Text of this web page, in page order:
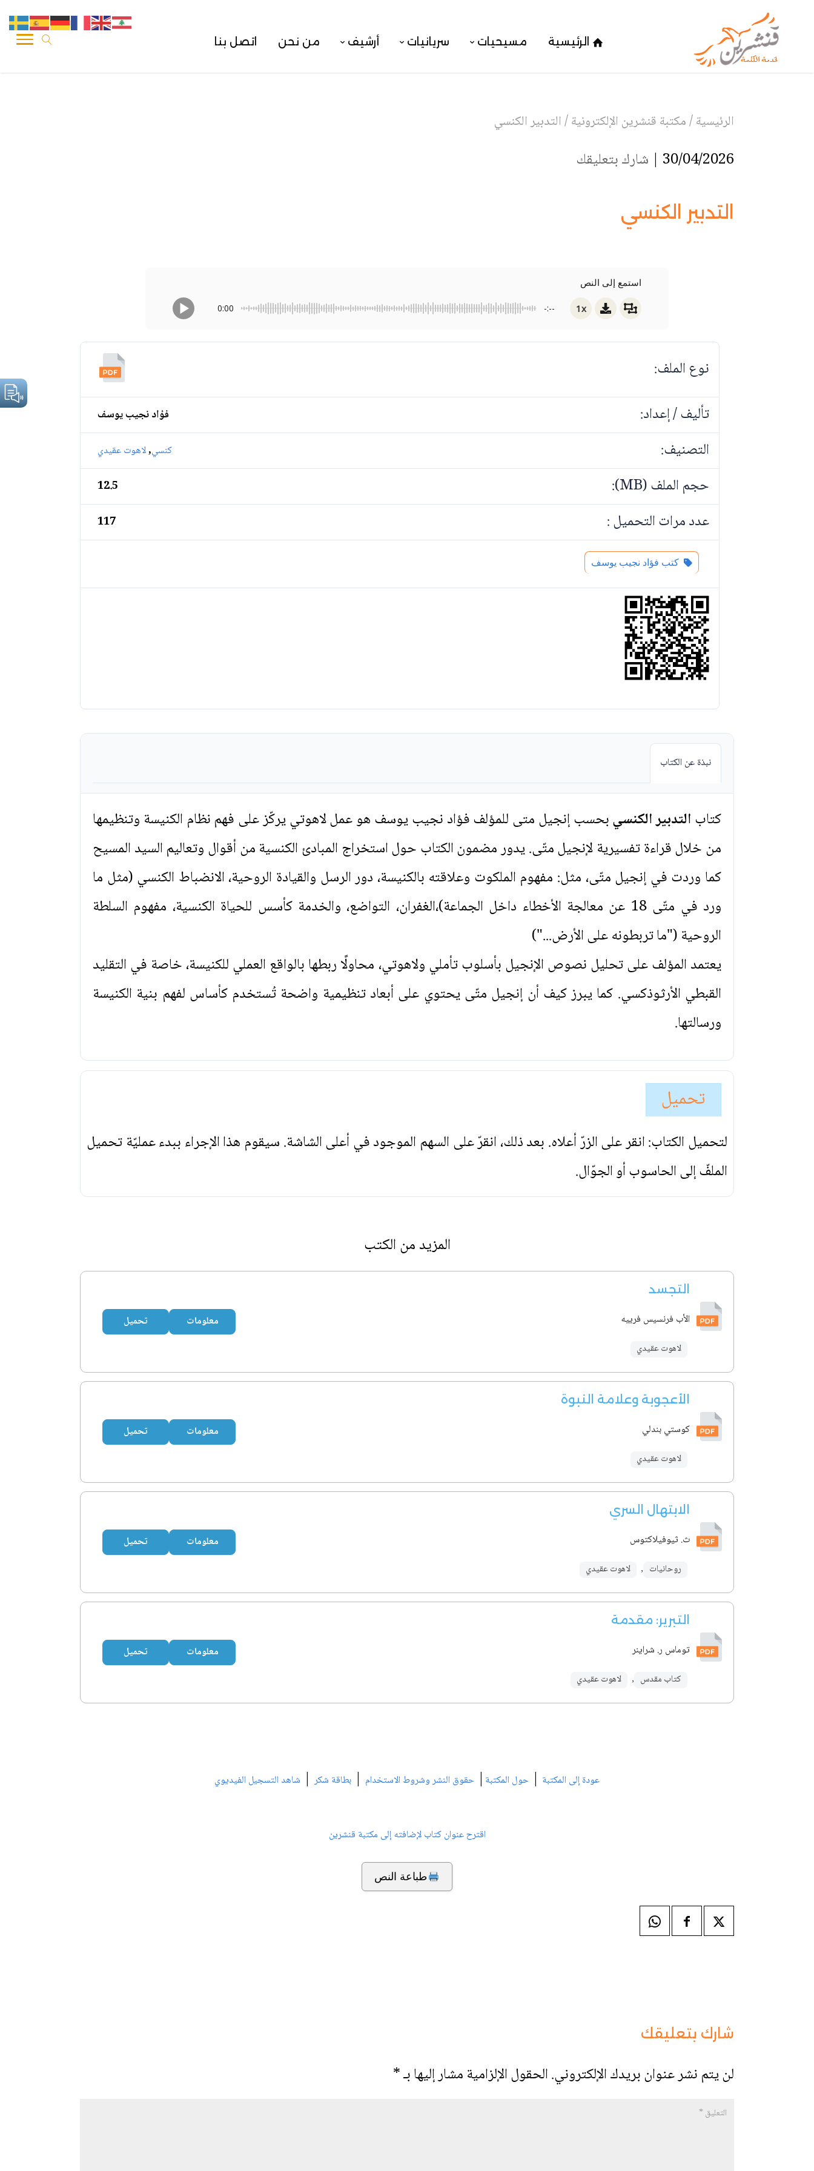
الرئيسية مسيحيات سريانيات أرشيف من نحن اتصل بنا
الرئيسية/مكتبة قنشرين الإلكترونية/التدبير الكنسي
30/04/2026 | شارك بتعليقك
التدبير الكنسي
استمع إلى النص
0:00 -:-- 1x
نوع الملف:
تأليف / إعداد:
فؤاد نجيب يوسف
التصنيف: كنسي,لاهوت عقيدي
حجم الملف (MB): 12.5
عدد مرات التحميل : 117
كتب فؤاد نجيب يوسف
نبذة عن الكتاب
كتابالتدبير الكنسيبحسب إنجيل متى للمؤلف فؤاد نجيب يوسف هو عمل لاهوتي يركّز على فهم نظام الكنيسة وتنظيمها
من خلال قراءة تفسيرية لإنجيل متّى. يدور مضمون الكتاب حول استخراج المبادئ الكنسية من أقوال وتعاليم السيد المسيح
كما وردت في إنجيل متّى، مثل: مفهوم الملكوت وعلاقته بالكنيسة، دور الرسل والقيادة الروحية، الانضباط الكنسي (مثل ما
ورد في متّى 18 عن معالجة الأخطاء داخل الجماعة)،الغفران، التواضع، والخدمة كأسس للحياة الكنسية، مفهوم السلطة
الروحية ("ما تربطونه على الأرض...")
يعتمد المؤلف على تحليل نصوص الإنجيل بأسلوب تأملي ولاهوتي، محاولًا ربطها بالواقع العملي للكنيسة، خاصة في التقليد
القبطي الأرثوذكسي. كما يبرز كيف أن إنجيل متّى يحتوي على أبعاد تنظيمية واضحة تُستخدم كأساس لفهم بنية الكنيسة
ورسالتها.
تحميل
لتحميل الكتاب: انقر على الزرّ أعلاه. بعد ذلك، انقرّ على السهم الموجود في أعلى الشاشة. سيقوم هذا الإجراء ببدء عمليّة تحميل
الملفّ إلى الحاسوب أو الجوّال.
المزيد من الكتب
التجسد
الأب فرنسيس فرييه
لاهوت عقيدي
معلومات تحميل
الأعجوبة وعلامة النبوة
كوستي بندلي
لاهوت عقيدي
معلومات تحميل
الابتهال السري
ث. ثيوفيلاكتوس
روحانيات , لاهوت عقيدي
معلومات تحميل
التبرير: مقدمة
توماس ر. شراينر
كتاب مقدس , لاهوت عقيدي
معلومات تحميل
عودة إلى المكتبة | حول المكتبة | حقوق النشر وشروط الاستخدام | بطاقة شكر| شاهد التسجيل الفيديوي
اقترح عنوان كتاب لإضافته إلى مكتبة قنشرين
طباعة النص
شارك بتعليقك
لن يتم نشر عنوان بريدك الإلكتروني.الحقول الإلزامية مشار إليها بـ*